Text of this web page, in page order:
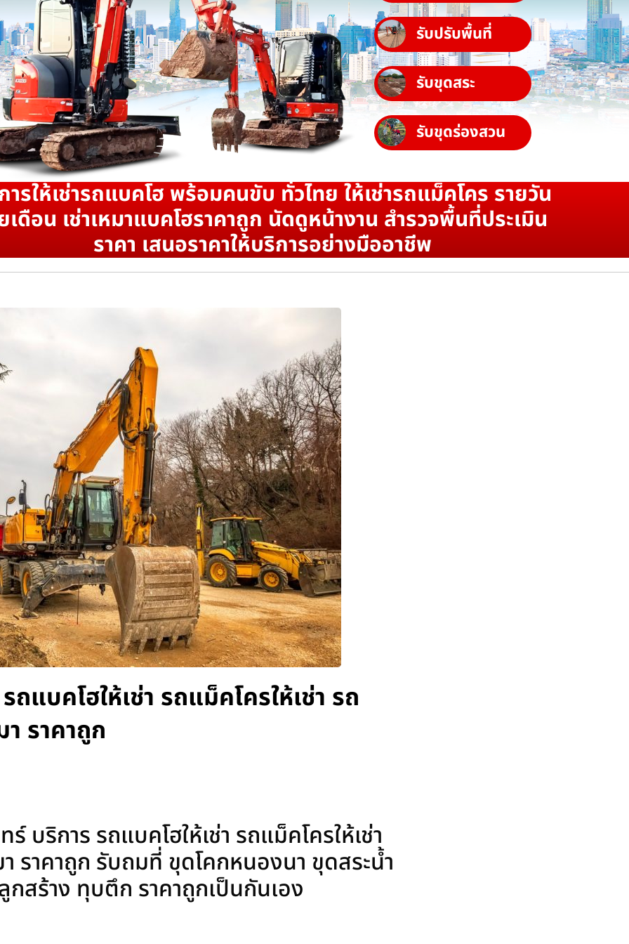
รับปรับพื้นที่
รับขุดสระ
รับขุดร่องสวน
ารให้เช่ารถแบคโฮ พร้อมคนขับ ทั่วไทย ให้เช่ารถแม็คโคร รายวัน
เดือน เช่าเหมาแบคโฮราคาถูก นัดดูหน้างาน สำรวจพื้นที่ประเมิน
ราคา เสนอราคาให้บริการอย่างมืออาชีพ
บคโฮให้เช่า รถแม็คโครให้เช่า รถ
ราคาถูก
ริการ รถแบคโฮให้เช่า รถแม็คโครให้เช่า
ราคาถูก รับถมที่ ขุดโคกหนองนา ขุดสระน้ำ
สร้าง ทุบตึก ราคาถูกเป็นกันเอง